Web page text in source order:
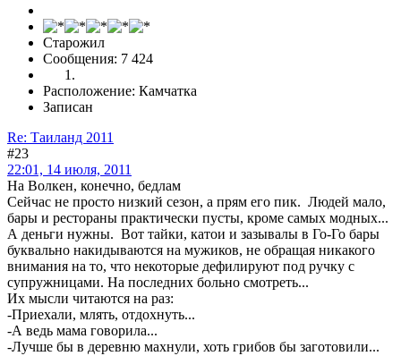
Старожил
Сообщения: 7 424
Расположение: Камчатка
Записан
Re: Таиланд 2011
#23
22:01, 14 июля, 2011
На Волкен, конечно, бедлам
Сейчас не просто низкий сезон, а прям его пик. Людей мало,
бары и рестораны практически пусты, кроме самых модных...
А деньги нужны. Вот тайки, катои и зазывалы в Го-Го бары
буквально накидываются на мужиков, не обращая никакого
внимания на то, что некоторые дефилируют под ручку с
супружницами. На последних больно смотреть...
Их мысли читаются на раз:
-Приехали, млять, отдохнуть...
-А ведь мама говорила...
-Лучше бы в деревню махнули, хоть грибов бы заготовили...